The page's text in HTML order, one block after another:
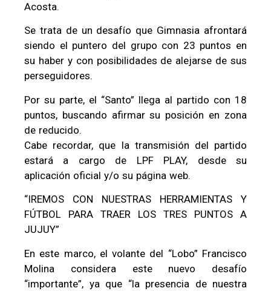
Acosta.
Se trata de un desafío que Gimnasia afrontará
siendo el puntero del grupo con 23 puntos en
su haber y con posibilidades de alejarse de sus
perseguidores.
Por su parte, el “Santo” llega al partido con 18
puntos, buscando afirmar su posición en zona
de reducido.
Cabe recordar, que la transmisión del partido
estará a cargo de LPF PLAY, desde su
aplicación oficial y/o su página web.
“IREMOS CON NUESTRAS HERRAMIENTAS Y
FÚTBOL PARA TRAER LOS TRES PUNTOS A
JUJUY”
En este marco, el volante del “Lobo” Francisco
Molina considera este nuevo desafío
“importante”, ya que “la presencia de nuestra